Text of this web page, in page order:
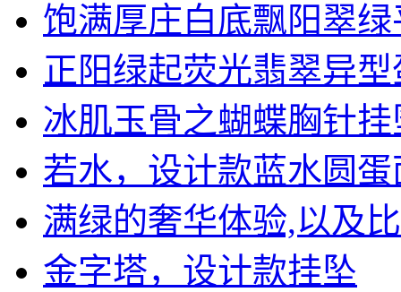
饱满厚庄白底飘阳翠绿
正阳绿起荧光翡翠异型
冰肌玉骨之蝴蝶胸针挂
若水，设计款蓝水圆蛋
满绿的奢华体验,以及
金字塔，设计款挂坠